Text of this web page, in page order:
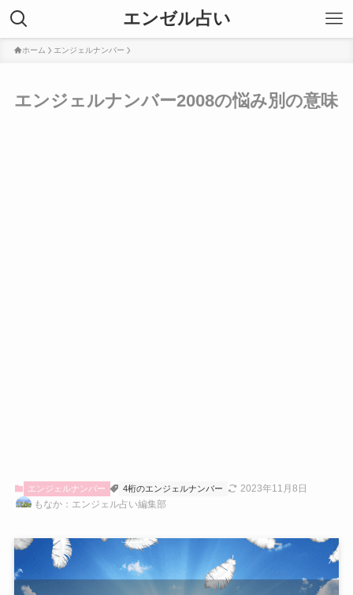
エンゼル占い
ホーム エンジェルナンバー
エンジェルナンバー2008の悩み別の意味
エンジェルナンバー 4桁のエンジェルナンバー
2023年11月8日
もなか：エンジェル占い編集部